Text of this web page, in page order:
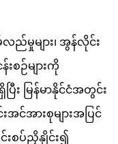
ည်မှုများ၊ အွန်လိုင်း
စဉ်များကို
မြန်မာနိုင်ငံအတွင်း
င်အားစုများအပြင်
င်းစပ်ညှိနှိုင်း၍